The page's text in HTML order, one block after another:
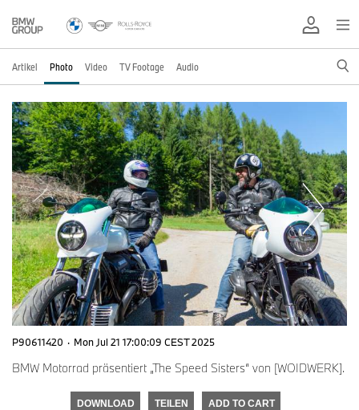
Artikel Photo Video TV Footage Audio
P90611420 · Mon Jul 21 17:00:09 CEST 2025
BMW Motorrad präsentiert „The Speed Sisters“ von [WOIDWERK].
DOWNLOAD TEILEN ADD TO CART